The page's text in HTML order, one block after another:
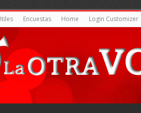
Encuestas Home Login Customizer